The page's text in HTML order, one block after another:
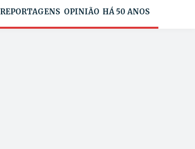
REPORTAGENS OPINIÃO HÁ 50 ANOS